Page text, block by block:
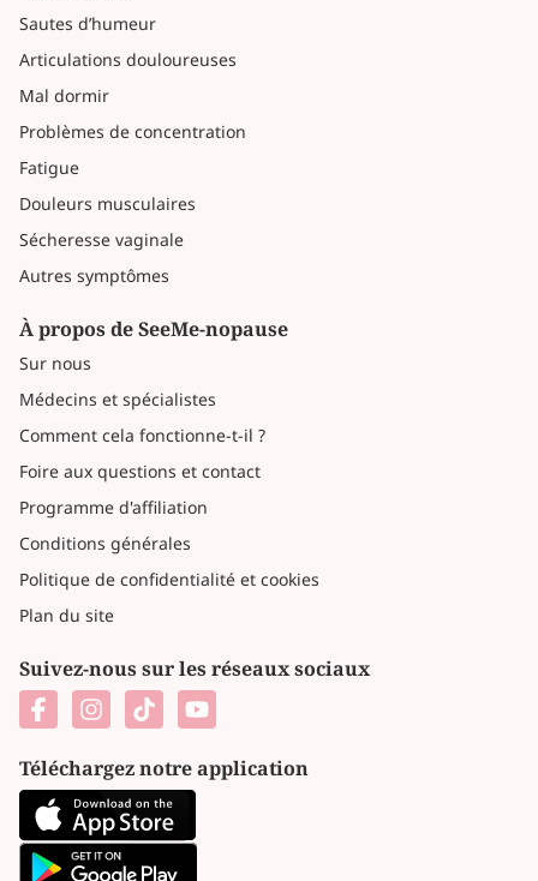
Sautes d’humeur
Articulations douloureuses
Mal dormir
Problèmes de concentration
Fatigue
Douleurs musculaires
Sécheresse vaginale
Autres symptômes
À propos de SeeMe-nopause
Sur nous
Médecins et spécialistes
Comment cela fonctionne-t-il ?
Foire aux questions et contact
Programme d'affiliation
Conditions générales
Politique de confidentialité et cookies
Plan du site
Suivez-nous sur les réseaux sociaux
Téléchargez notre application